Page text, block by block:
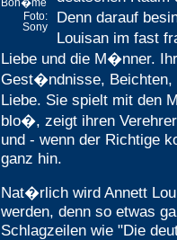
Boh�me
Foto:
Sony
Denn darauf
Louisan im fast
Liebe und die M�nner.
Gest�ndnisse,
Liebe. Sie spielt mit den
blo�, zeigt ihren
und - wenn der Richtige
ganz hin.
Nat�rlich wird Annett
werden, denn so etwas
Schlagzeilen wie "Die